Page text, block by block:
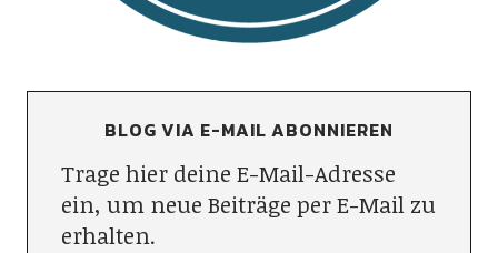
BLOG VIA E-MAIL ABONNIEREN
Trage hier deine E-Mail-Adresse
ein, um neue Beiträge per E-Mail zu
erhalten.